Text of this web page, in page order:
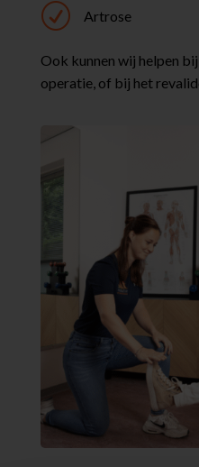
R Artrose
Ook kunnen wij helpen
operatie, of bij het